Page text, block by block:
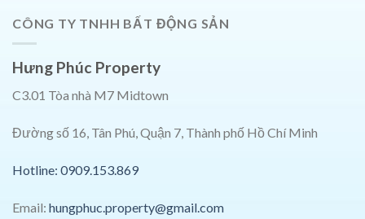
CÔNG TY TNHH BẤT ĐỘNG SẢN
Hưng Phúc Property
C3.01 Tòa nhà M7 Midtown
Đường số 16, Tân Phú, Quận 7, Thành phố Hồ Chí Minh
Hotline: 0909.153.869
Email: hungphuc.property@gmail.com